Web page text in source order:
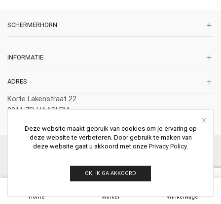
SCHERMERHORN
INFORMATIE
ADRES
Korte Lakenstraat 22
2011 ZD HAARLEM
© 2026 Schermerhorn Antieke Schouwen. All Rights Reserved.
Home Winkel Winkelwagen
Deze website maakt gebruik van cookies om je ervaring op
deze website te verbeteren. Door gebruik te maken van
deze website gaat u akkoord met onze Privacy Policy.
OK, IK GA AKKOORD